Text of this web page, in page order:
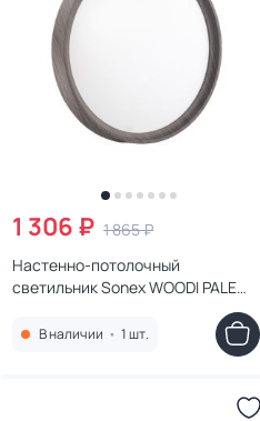
1 306 ₽ 1 865 ₽
Настенно-потолочный
светильник Sonex WOODI PALE
В наличии • 1 шт.